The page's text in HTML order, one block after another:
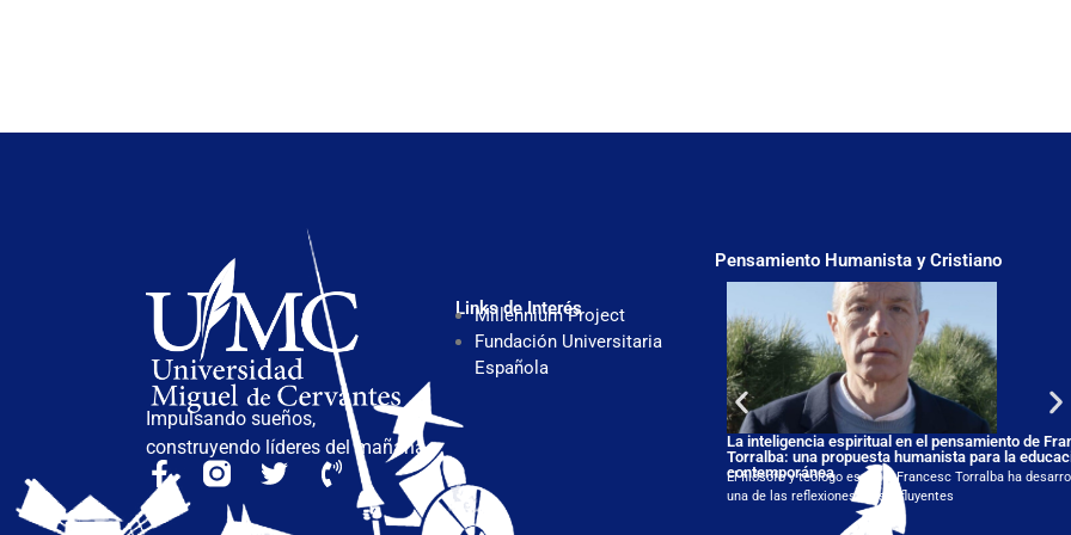
Impulsando sueños,
construyendo líderes del mañana.
Links de Interés
Millennium Project
Fundación Universitaria
Española
Pensamiento Humanista y Cristiano
La inteligencia espiritual en el pensamiento de
Torralba: una propuesta humanista para la
contemporánea
El filósofo y teólogo español Francesc Torralba ha
una de las reflexiones más influyentes